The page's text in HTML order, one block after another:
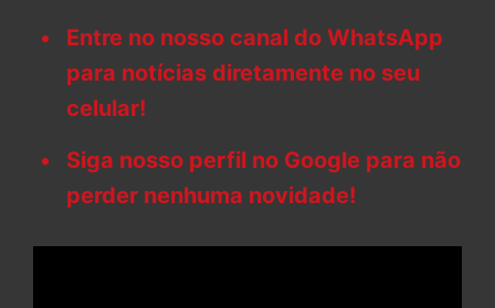
Entre no nosso canal do WhatsApp
para notícias diretamente no seu
celular!
Siga nosso perfil no Google para não
perder nenhuma novidade!